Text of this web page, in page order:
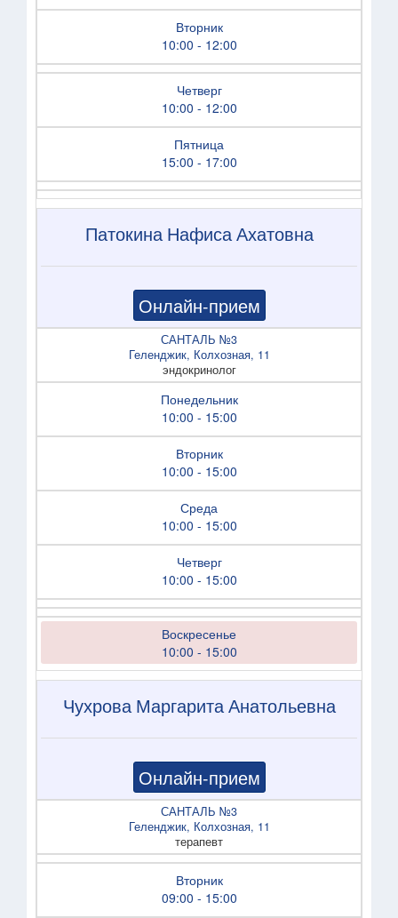
Вторник
10:00 - 12:00
Четверг
10:00 - 12:00
Пятница
15:00 - 17:00
Патокина Нафиса Ахатовна
Онлайн-прием
САНТАЛЬ №3
Геленджик, Колхозная, 11
эндокринолог
Понедельник
10:00 - 15:00
Вторник
10:00 - 15:00
Среда
10:00 - 15:00
Четверг
10:00 - 15:00
Воскресенье
10:00 - 15:00
Чухрова Маргарита Анатольевна
Онлайн-прием
САНТАЛЬ №3
Геленджик, Колхозная, 11
терапевт
Вторник
09:00 - 15:00